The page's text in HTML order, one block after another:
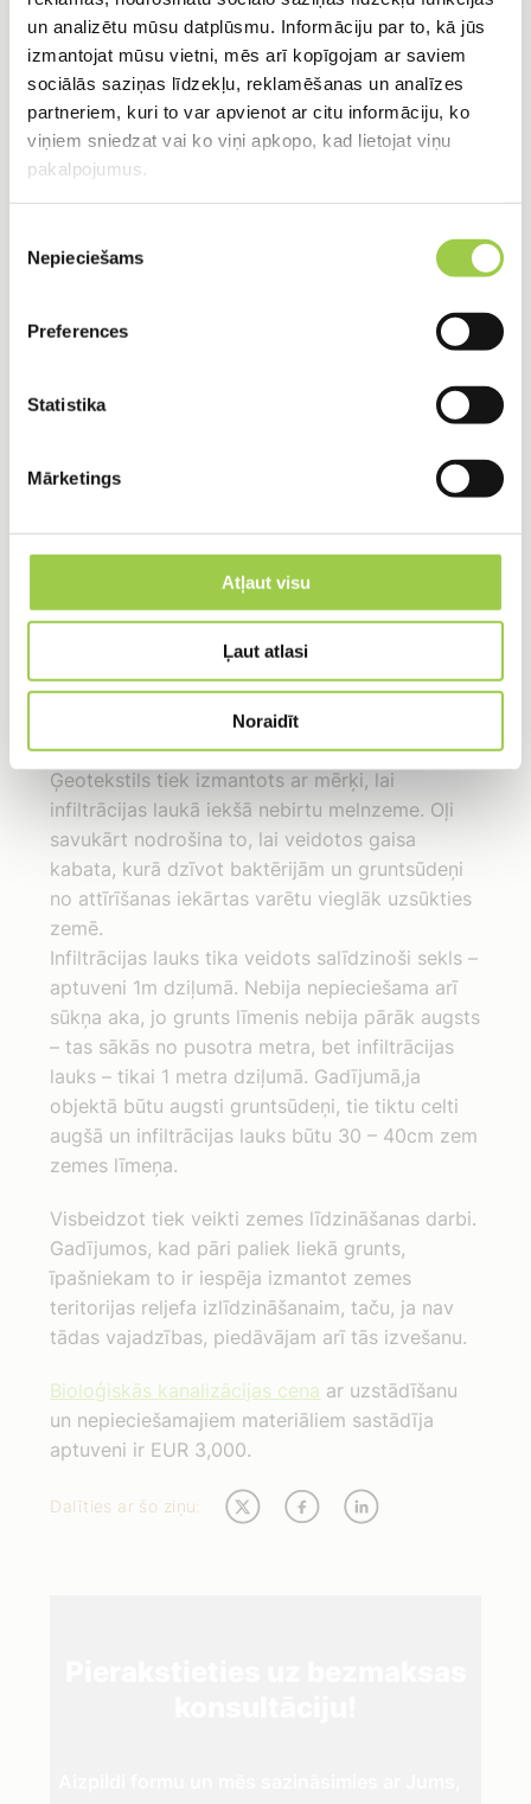
un analizētu mūsu datplūsmu. Informāciju par to, kā jūs
izmantojat mūsu vietni, mēs arī kopīgojam ar saviem
sociālās saziņas līdzekļu, reklamēšanas un analīzes
partneriem, kuri to var apvienot ar citu informāciju, ko
viņiem sniedzat vai ko viņi apkopo, kad lietojat viņu
pakalpojumus.
izvēle
Nepieciešams
Preferences
Statistika
Mārketings
Atļaut visu
Ļaut atlasi
Noraidīt
Šajā objektā infiltrācijas lauka izmērs izvēlēts
salīdzinoši neliels, jo teritorijā ir kūdraina zeme,
Inflitrācijas lauka slāņus veido grants, oļi. Pa
noklāts ar ģeotekstilu.
Ģeotekstils tiek izmantots ar mērķi, lai
infiltrācijas laukā iekšā nebirtu melnzeme. Oļi
savukārt nodrošina to, lai veidotos gaisa
kabata, kurā dzīvot baktērijām un gruntsūdeņi
no attīrīšanas iekārtas varētu vieglāk uzsūkties
zemē.
Infiltrācijas lauks tika veidots salīdzinoši sekls –
aptuveni 1m dziļumā. Nebija nepieciešama arī
sūkņa aka, jo grunts līmenis nebija pārāk augsts
– tas sākās no pusotra metra, bet infiltrācijas
lauks – tikai 1 metra dziļumā. Gadījumā,ja
objektā būtu augsti gruntsūdeņi, tie tiktu celti
augšā un infiltrācijas lauks būtu 30 – 40cm zem
zemes līmeņa.
Visbeidzot tiek veikti zemes līdzināšanas darbi.
Gadījumos, kad pāri paliek liekā grunts,
īpašniekam to ir iespēja izmantot zemes
teritorijas reljefa izlīdzināšanaim, taču, ja nav
tādas vajadzības, piedāvājam arī tās izvešanu.
Bioloģiskās kanalizācijas cena ar uzstādīšanu
un nepieciešamajiem materiāliem sastādīja
aptuveni ir EUR 3,000.
Dalīties ar šo ziņu: